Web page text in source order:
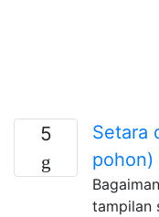
5
Setara
pohon)
tampilan